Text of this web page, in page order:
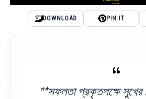
DOWNLOAD PIN IT
**সফলতা প্রকৃতপক্ষে সুখের